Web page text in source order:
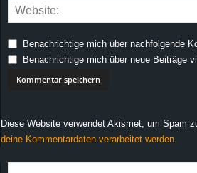
Benachrichtige mich über nachfolgende
Benachrichtige mich über neue Beiträge
Diese Website verwendet Akismet, um Spam
deine Kommentardaten verarbeitet werden.